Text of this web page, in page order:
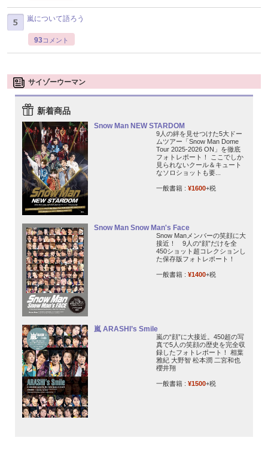
嵐について語ろう
93コメント
サイゾーウーマン
新着商品
Snow Man NEW STARDOM
9人の絆を見せつけた5大ドー
ムツアー「Snow Man Dome
Tour 2025-2026 ON」を徹底
フォトレポート！ ここでしか
見られないクール＆キュート
なソロショットも要...
一般書籍 : ¥1600+税
Snow Man Snow Man's Face
Snow Manメンバーの笑顔に大
接近！ 9人の“顔”だけを全
450ショット超コレクションし
た保存版フォトレポート！
一般書籍 : ¥1400+税
嵐 ARASHI’s Smile
嵐の“顔”に大接近。450超の写
真で5人の笑顔の歴史を完全収
録したフォトレポート！ 相葉
雅紀 大野智 松本潤 二宮和也
櫻井翔
一般書籍 : ¥1500+税